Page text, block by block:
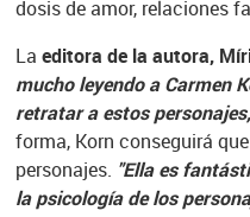
dosis de amor, relaciones
La editora de la autora,
mucho leyendo a Carmen
retratar a estos
forma, Korn conseguirá
personajes. "Ella es
la psicología de los